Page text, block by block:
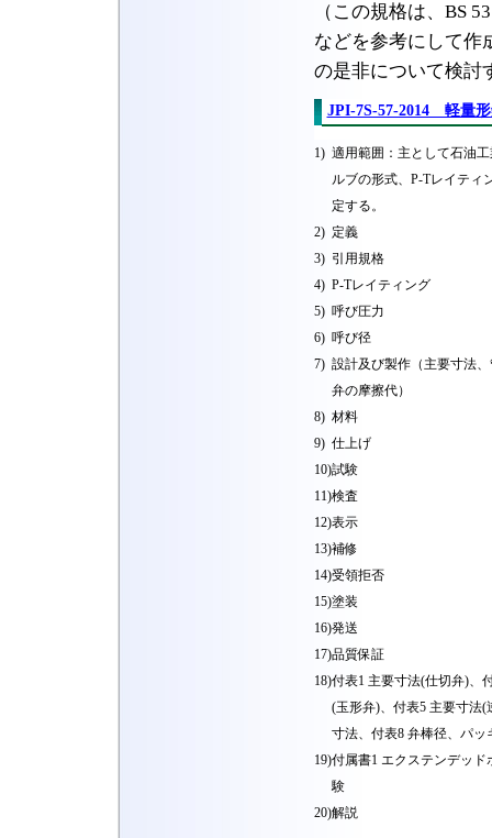
（この規格は、BS
などを参考にして作
の是非について検討
JPI-7S-57-2014 軽量
1) 適用範囲：主として石油
ルブの形式、P-Tレイティ
定する。
2) 定義
3) 引用規格
4) P-Tレイティング
5) 呼び圧力
6) 呼び径
7) 設計及び製作（主要寸法
弁の摩擦代）
8) 材料
9) 仕上げ
10)試験
11)検査
12)表示
13)補修
14)受領拒否
15)塗装
16)発送
17)品質保証
18)付表1 主要寸法(仕切弁)、
(玉形弁)、付表5 主要寸法
寸法、付表8 弁棒径、パ
19)付属書1 エクステンデッ
験
20)解説